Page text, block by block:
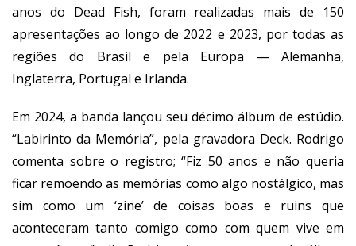
anos do Dead Fish, foram realizadas mais de 150
apresentações ao longo de 2022 e 2023, por todas as
regiões do Brasil e pela Europa — Alemanha,
Inglaterra, Portugal e Irlanda.
Em 2024, a banda lançou seu décimo álbum de estúdio.
“Labirinto da Memória”, pela gravadora Deck. Rodrigo
comenta sobre o registro; “Fiz 50 anos e não queria
ficar remoendo as memórias como algo nostálgico, mas
sim como um ‘zine’ de coisas boas e ruins que
aconteceram tanto comigo como com quem vive em